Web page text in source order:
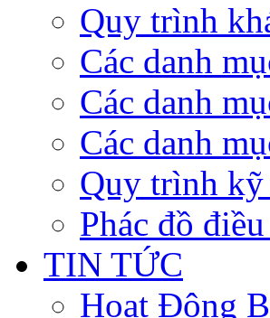
Quy trình
Các danh
Các danh
Các danh
Quy trình
Phác đồ
TIN TỨC
Hoạt Động